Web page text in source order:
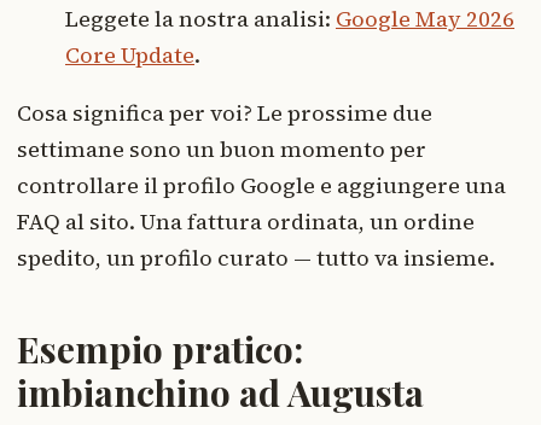
Leggete la nostra analisi: Google May 2026
Core Update.
Cosa significa per voi? Le prossime due
settimane sono un buon momento per
controllare il profilo Google e aggiungere una
FAQ al sito. Una fattura ordinata, un ordine
spedito, un profilo curato — tutto va insieme.
Esempio pratico:
imbianchino ad Augusta